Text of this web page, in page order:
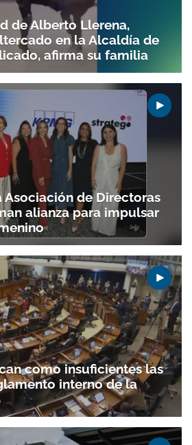
de Alberto Llerena,
en la Alcaldía de
afirma su familia
Asociación de Directoras
alianza para impulsar
como insuficientes las
interno de la